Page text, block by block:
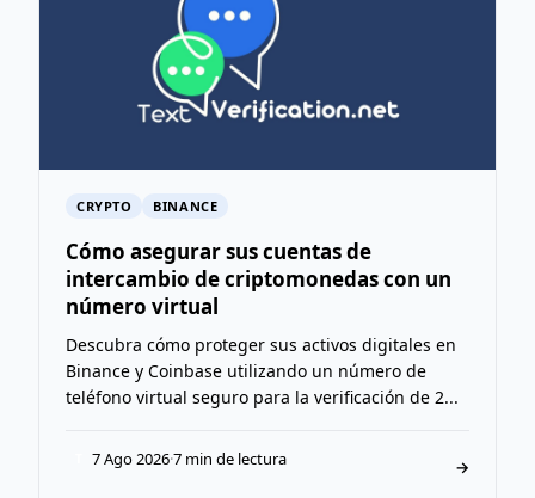
CRYPTO BINANCE
Cómo asegurar sus cuentas de
intercambio de criptomonedas con un
número virtual
Descubra cómo proteger sus activos digitales en
Binance y Coinbase utilizando un número de
teléfono virtual seguro para la verificación de 2...
7 Ago 2026·7 min de lectura →